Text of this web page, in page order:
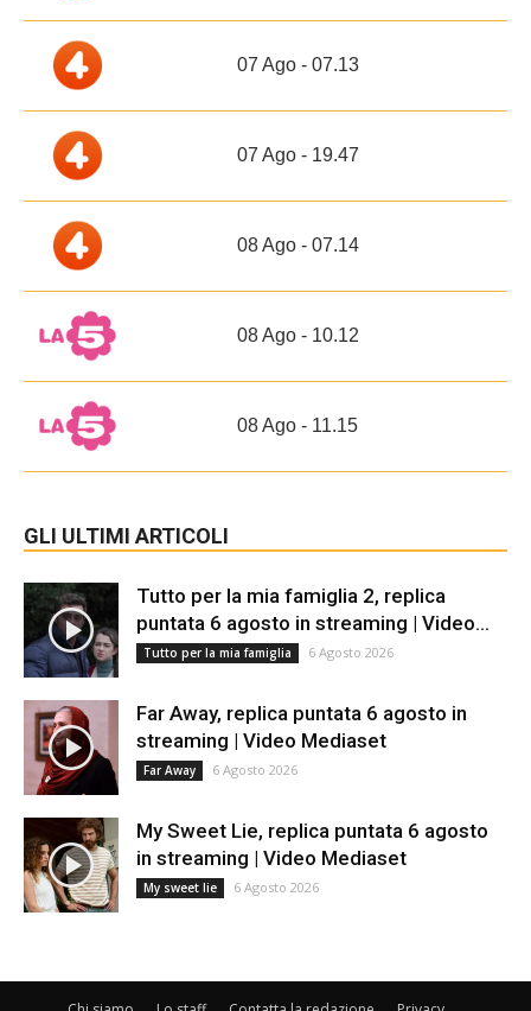
07 Ago - 07.13
07 Ago - 19.47
08 Ago - 07.14
08 Ago - 10.12
08 Ago - 11.15
GLI ULTIMI ARTICOLI
Tutto per la mia famiglia 2, replica
puntata 6 agosto in streaming | Video...
Tutto per la mia famiglia 6 Agosto 2026
Far Away, replica puntata 6 agosto in
streaming | Video Mediaset
Far Away 6 Agosto 2026
My Sweet Lie, replica puntata 6 agosto
in streaming | Video Mediaset
My sweet lie 6 Agosto 2026